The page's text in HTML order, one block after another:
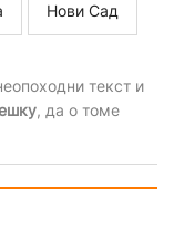
Нови Сад
текст и
, да о томе